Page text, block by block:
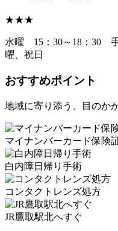
★★★
水曜 15：30～18：30
曜、祝日
おすすめポイント
地域に寄り添う、目のか
マイナンバーカード保険
白内障日帰り手術
コンタクトレンズ処方
JR鷹取駅北へすぐ